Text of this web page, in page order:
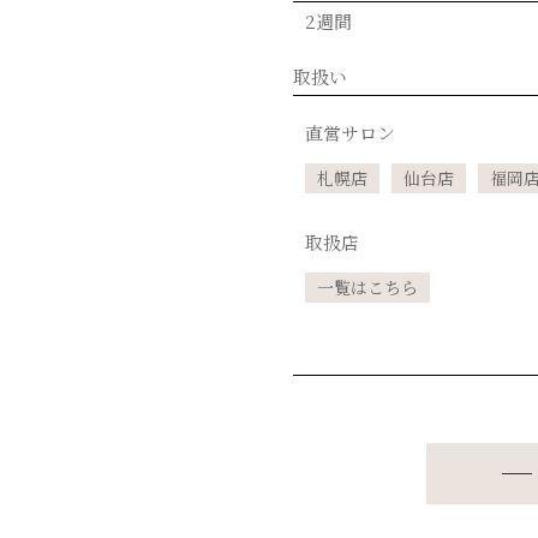
2週間
取扱い
直営サロン
札幌店 仙台店 福岡
取扱店
一覧はこちら